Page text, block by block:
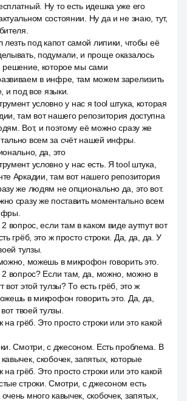
Ну то есть идешка уже его
состоянии. Ну да и не знаю, тут,
лезть под капот самой липики, чтобы её
подумали, и проще оказалось
решение, которое мы сами
в инфре, там можем зарелизить
и под все языки.
условно у нас я tool штука, которая
там вот нашего репозитория доступна
Вот, и поэтому её можно сразу же
всем за счёт нашей инфры.
да, это
условно у нас есть. Я tool штука,
Аркадии, там вот нашего репозитория
же людям не опционально да, это вот.
сразу же поставить моментально всем
вопрос, если там в каком виде аутпут вот
грёб, это ж просто строки. Да, да, да. У
тулзы.
можешь в микрофон говорить это.
вопрос? Если там, да, можно, можно в
вот этой тулзы? То есть грёб, это ж
в микрофон говорить это. Да, да,
твоей тулзы.
грёб. Это просто строки или это какой
Смотри, с джесоном. Есть проблема. В
скобочек, запятых, которые
грёб. Это просто строки или это какой
строки. Смотри, с джесоном есть
много кавычек, скобочек, запятых,